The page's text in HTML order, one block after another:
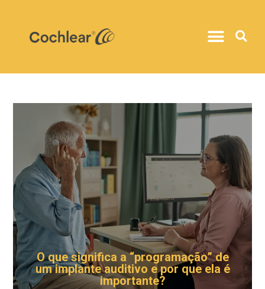
O que significa a “programação” de
um implante auditivo e por que ela é
importante?